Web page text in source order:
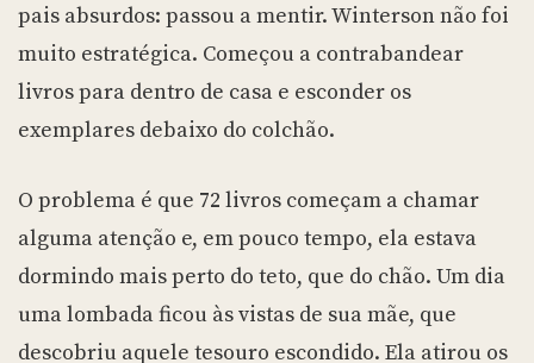
pais absurdos: passou a mentir. Winterson não foi
muito estratégica. Começou a contrabandear
livros para dentro de casa e esconder os
exemplares debaixo do colchão.
O problema é que 72 livros começam a chamar
alguma atenção e, em pouco tempo, ela estava
dormindo mais perto do teto, que do chão. Um dia
uma lombada ficou às vistas de sua mãe, que
descobriu aquele tesouro escondido. Ela atirou os